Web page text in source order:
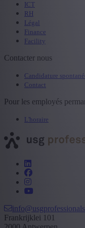
ICT
RH
Légal
Finance
Facility
Contacter nous
Candidature
Contact
Pour les employés
L'horaire
Frankrijklei 101